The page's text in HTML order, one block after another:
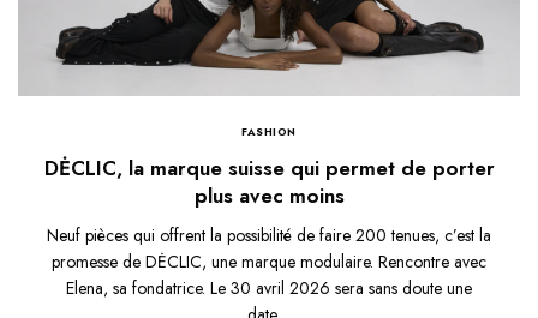
FASHION
DĖCLIC, la marque suisse qui permet de porter
plus avec moins
Neuf pièces qui offrent la possibilité de faire 200 tenues, c’est la
promesse de DĖCLIC, une marque modulaire. Rencontre avec
Elena, sa fondatrice. Le 30 avril 2026 sera sans doute une